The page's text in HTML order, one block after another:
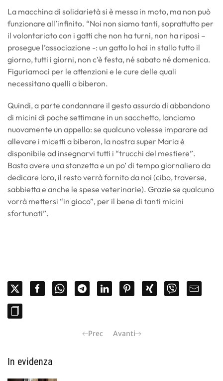
La macchina di solidarietà si è messa in moto, ma non può
funzionare all’infinito. “Noi non siamo tanti, soprattutto per
il volontariato con i gatti che non ha turni, non ha riposi –
prosegue l’associazione -: un gatto lo hai in stallo tutto il
giorno, tutti i giorni, non c’è festa, né sabato né domenica.
Figuriamoci per le attenzioni e le cure delle quali
necessitano quelli a biberon.
Quindi, a parte condannare il gesto assurdo di abbandono
di micini di poche settimane in un sacchetto, lanciamo
nuovamente un appello: se qualcuno volesse imparare ad
allevare i micetti a biberon, la nostra super Maria è
disponibile ad insegnarvi tutti i “trucchi del mestiere”.
Basta avere una stanzetta e un po’ di tempo giornaliero da
dedicare loro, il resto verrà fornito da noi (cibo, traverse,
sabbietta e anche le spese veterinarie). Grazie se qualcuno
vorrà mettersi “in gioco”, per il bene di tanti micini
sfortunati”.
Prec Avanti
In evidenza